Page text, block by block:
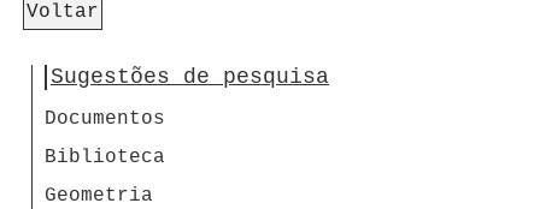
Voltar
Sugestões de pesquisa
Documentos
Biblioteca
Geometria